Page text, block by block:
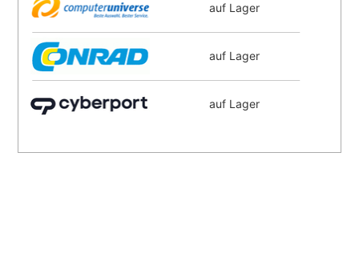
auf Lager
auf Lager
auf Lager
auf Lager